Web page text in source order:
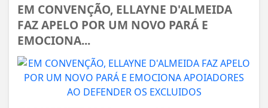
EM CONVENÇÃO, ELLAYNE D'ALMEIDA
FAZ APELO POR UM NOVO PARÁ E
EMOCIONA...